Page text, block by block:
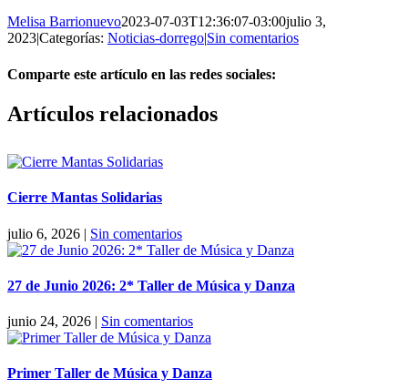
Melisa Barrionuevo2023-07-03T12:36:07-03:00julio 3,
2023|Categorías: Noticias-dorrego|Sin comentarios
Comparte este artículo en las redes sociales:
Facebook
X
Reddit
LinkedIn
Pinterest
Vk
Artículos relacionados
Cierre Mantas Solidarias
julio 6, 2026 | Sin comentarios
27 de Junio 2026: 2* Taller de Música y Danza
junio 24, 2026 | Sin comentarios
Primer Taller de Música y Danza